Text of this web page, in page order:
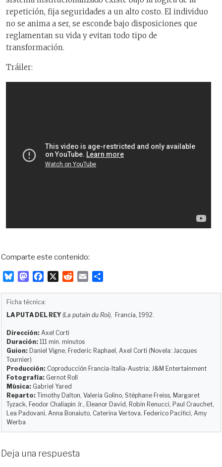
repetición, fija seguridades a un alto costo. El individuo
no se anima a ser, se esconde bajo disposiciones que
reglamentan su vida y evitan todo tipo de
transformación.
Tráiler:
Comparte este contenido:
u
s
k
y
M
o
d
o
n
b
o
o
k
X
i
l
a
i
Ficha técnica:
LA PUTA DEL REY (La putain du Roi), Francia, 1992.
Dirección: Axel Corti
Duración: 111 min. minutos
Guion: Daniel Vigne, Frederic Raphael, Axel Corti (Novela: Jacques
Tournier)
Producción: Coproducción Francia-Italia-Austria; J&M Entertainment
Fotografía: Gernot Roll
Música: Gabriel Yared
Reparto: Timothy Dalton, Valeria Golino, Stéphane Freiss, Margaret
Tyzack, Feodor Chaliapin Jr., Eleanor David, Robin Renucci, Paul Crauchet,
Lea Padovani, Anna Bonaiuto, Caterina Vertova, Federico Pacifici, Amy
Werba
Deja una respuesta